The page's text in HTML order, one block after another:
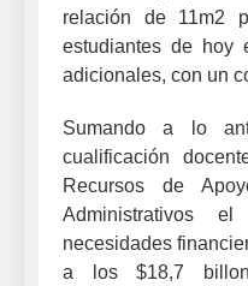
relación de 11m2
estudiantes de hoy
adicionales, con un
Sumando a lo
cualificación
Recursos de
Administrativos
necesidades
a los $18,7